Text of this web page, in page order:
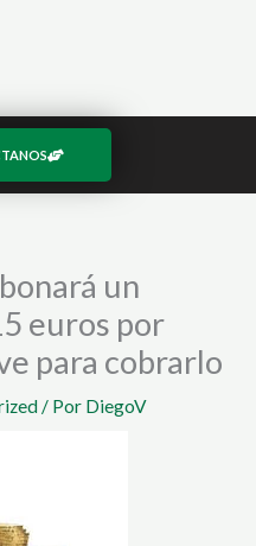
un
euros por
para cobrarlo
/ Por DiegoV